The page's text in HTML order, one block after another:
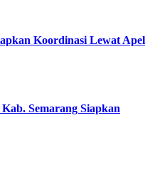
Koordinasi Lewat Apel
Semarang Siapkan